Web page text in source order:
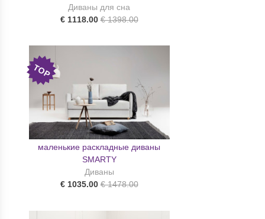
Диваны для сна
€ 1118.00 € 1398.00
TOP
маленькие раскладные диваны
SMARTY
Диваны
€ 1035.00 € 1478.00